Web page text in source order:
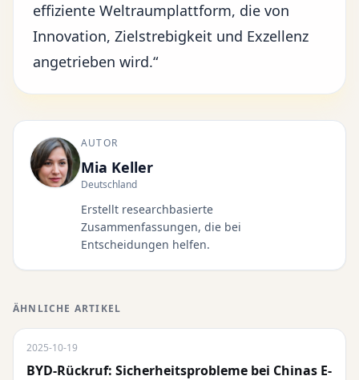
effiziente Weltraumplattform, die von
Innovation, Zielstrebigkeit und Exzellenz
angetrieben wird.“
AUTOR
Mia Keller
Deutschland
Erstellt researchbasierte
Zusammenfassungen, die bei
Entscheidungen helfen.
ÄHNLICHE ARTIKEL
2025-10-19
BYD-Rückruf: Sicherheitsprobleme bei Chinas E-